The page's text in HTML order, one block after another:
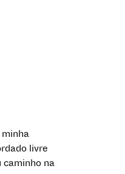
livre
caminho na